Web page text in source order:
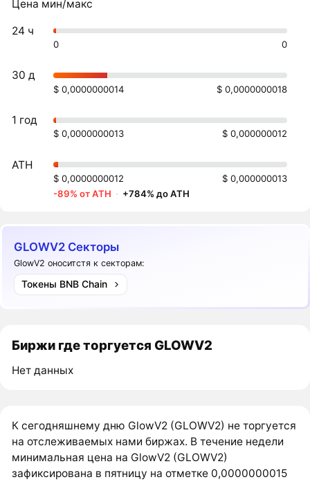
Цена мин/макс
24 ч
0 0
30 д
$ 0,0000000014 $ 0,0000000018
1 год
$ 0,0000000013 $ 0,000000012
ATH
$ 0,0000000012
$ 0,000000013
-89% от ATH · +784% до ATH
GLOWV2 Секторы
GlowV2 оноситстя к секторам:
Токены BNB Chain
Биржи где торгуется GLOWV2
Нет данных
К сегодняшнему дню GlowV2 (GLOWV2) не торгуется
на отслеживаемых нами биржах. В течение недели
минимальная цена на GlowV2 (GLOWV2)
зафиксирована в пятницу на отметке 0,0000000015